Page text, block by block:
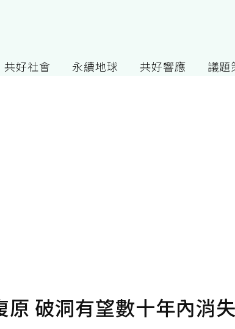
共好社會 永續地球 共好響應 議題
破洞有望數十年內消